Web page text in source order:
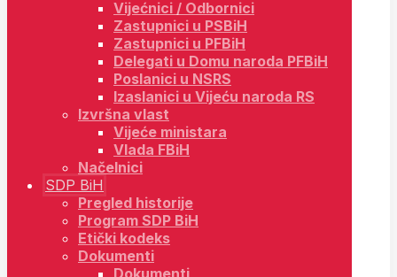
Vijećnici / Odbornici
Zastupnici u PSBiH
Zastupnici u PFBiH
Delegati u Domu naroda PFBiH
Poslanici u NSRS
Izaslanici u Vijeću naroda RS
Izvršna vlast
Vijeće ministara
Vlada FBiH
Načelnici
SDP BiH
Pregled historije
Program SDP BiH
Etički kodeks
Dokumenti
Dokumenti